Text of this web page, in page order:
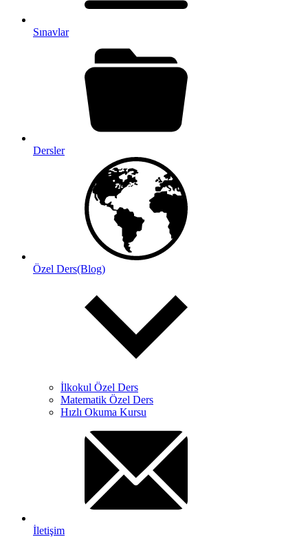
Sınavlar
Dersler
Özel Ders(Blog)
İlkokul Özel Ders
Matematik Özel Ders
Hızlı Okuma Kursu
İletişim